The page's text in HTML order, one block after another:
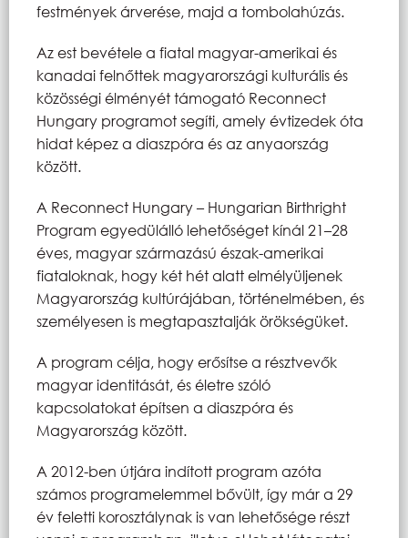
festmények árverése, majd a tombolahúzás.
Az est bevétele a fiatal magyar-amerikai és
kanadai felnőttek magyarországi kulturális és
közösségi élményét támogató Reconnect
Hungary programot segíti, amely évtizedek óta
hidat képez a diaszpóra és az anyaország
között.
A Reconnect Hungary – Hungarian Birthright
Program egyedülálló lehetőséget kínál 21–28
éves, magyar származású észak-amerikai
fiataloknak, hogy két hét alatt elmélyüljenek
Magyarország kultúrájában, történelmében, és
személyesen is megtapasztalják örökségüket.
A program célja, hogy erősítse a résztvevők
magyar identitását, és életre szóló
kapcsolatokat építsen a diaszpóra és
Magyarország között.
A 2012-ben útjára indított program azóta
számos programelemmel bővült, így már a 29
év feletti korosztálynak is van lehetősége részt